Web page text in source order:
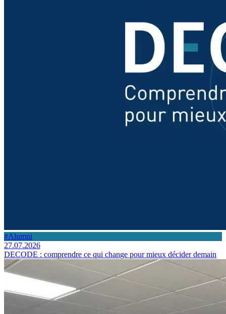
#Alumni
27.07.2026
DECODE : comprendre ce qui change pour mieux décider demain